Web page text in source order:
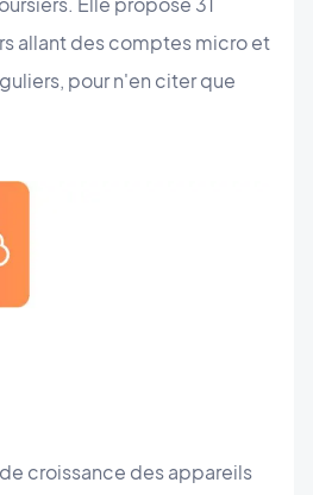
allant des comptes micro et
pour n'en citer que
croissance des appareils